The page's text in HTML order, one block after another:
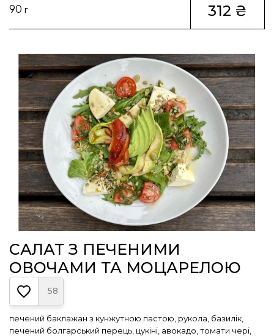
90 г 312 ₴
САЛАТ З ПЕЧЕНИМИ
ОВОЧАМИ ТА МОЦАРЕЛОЮ
58
печений баклажан з кунжутною пастою, рукола, базилік,
печений болгарський перець, цукіні, авокадо, томати чері,